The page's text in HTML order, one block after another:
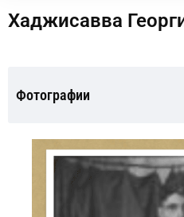
Хаджисавва
Фотографии